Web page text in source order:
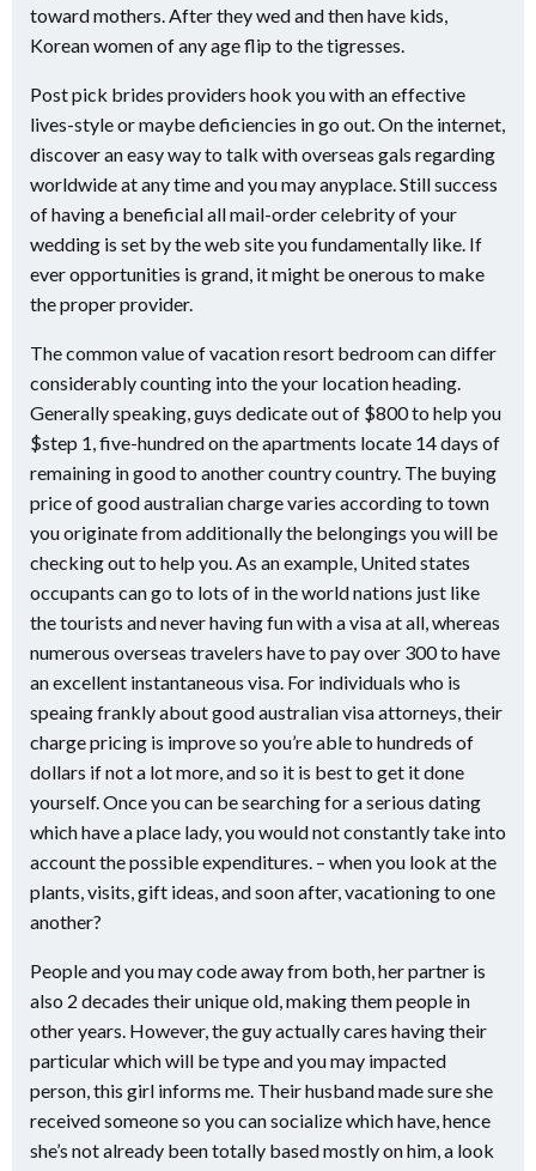
toward mothers. After they wed and then have kids,
Korean women of any age flip to the tigresses.
Post pick brides providers hook you with an effective
lives-style or maybe deficiencies in go out. On the internet,
discover an easy way to talk with overseas gals regarding
worldwide at any time and you may anyplace. Still success
of having a beneficial all mail-order celebrity of your
wedding is set by the web site you fundamentally like. If
ever opportunities is grand, it might be onerous to make
the proper provider.
The common value of vacation resort bedroom can differ
considerably counting into the your location heading.
Generally speaking, guys dedicate out of $800 to help you
$step 1, five-hundred on the apartments locate 14 days of
remaining in good to another country country. The buying
price of good australian charge varies according to town
you originate from additionally the belongings you will be
checking out to help you. As an example, United states
occupants can go to lots of in the world nations just like
the tourists and never having fun with a visa at all, whereas
numerous overseas travelers have to pay over 300 to have
an excellent instantaneous visa. For individuals who is
speaing frankly about good australian visa attorneys, their
charge pricing is improve so you’re able to hundreds of
dollars if not a lot more, and so it is best to get it done
yourself. Once you can be searching for a serious dating
which have a place lady, you would not constantly take into
account the possible expenditures. – when you look at the
plants, visits, gift ideas, and soon after, vacationing to one
another?
People and you may code away from both, her partner is
also 2 decades their unique old, making them people in
other years. However, the guy actually cares having their
particular which will be type and you may impacted
person, this girl informs me. Their husband made sure she
received someone so you can socialize which have, hence
she’s not already been totally based mostly on him, a look